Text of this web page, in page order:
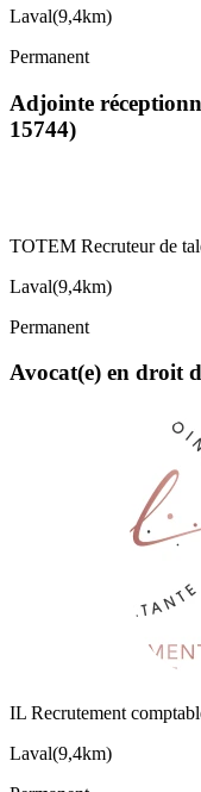
Laval(9,4km)
Permanent
Adjointe
15744)
TOTEM Recruteur de
Laval(9,4km)
Permanent
Avocat(e) en droit
IL Recrutement
Laval(9,4km)